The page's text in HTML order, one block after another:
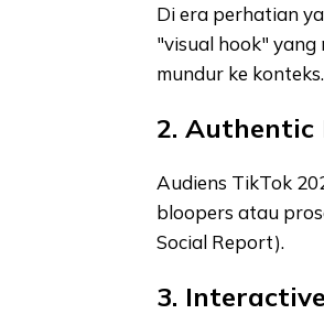
Di era perhatian
"visual hook" yang
mundur ke konteks.
2.
Audiens TikTok
bloopers atau
Social Report).
3.